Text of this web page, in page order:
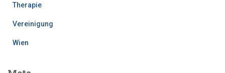
Therapie
Vereinigung
Wien